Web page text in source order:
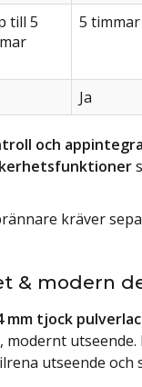
till 5
5 timmar
Ja
och
kräver
& modern
mm tjock
utseende och